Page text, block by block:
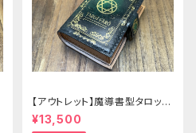
【アウトレット】魔導書型タロット
カードケース Grimoire mini
緑の書
¥13,500